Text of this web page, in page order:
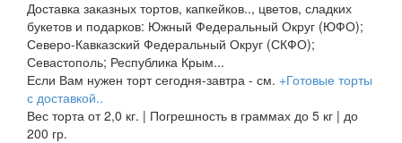
Доставка заказных тортов, капкейков.., цветов, сладких
букетов и подарков: Южный Федеральный Округ (ЮФО);
Северо-Кавказский Федеральный Округ (СКФО);
Севастополь; Республика Крым...
Если Вам нужен торт сегодня-завтра - см. +Готовые торты
с доставкой..
Вес торта от 2,0 кг. | Погрешность в граммах до 5 кг | до
200 гр.